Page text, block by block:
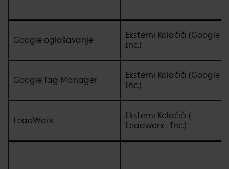
Google oglašavanje
Eksterni Kolačići (Google
Inc.)
Google Tag Manager
Eksterni Kolačići (Google
Inc.)
LeadWorx
Eksterni Kolačići (
Leadworx , Inc.)